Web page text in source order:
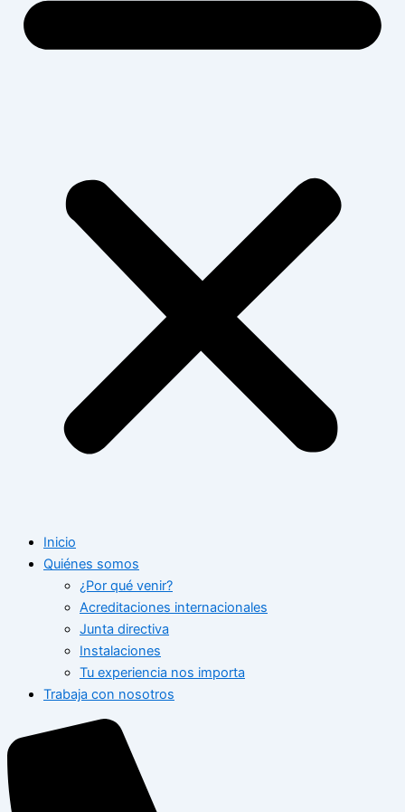
Inicio
Quiénes somos
¿Por qué venir?
Acreditaciones internacionales
Junta directiva
Instalaciones
Tu experiencia nos importa
Trabaja con nosotros